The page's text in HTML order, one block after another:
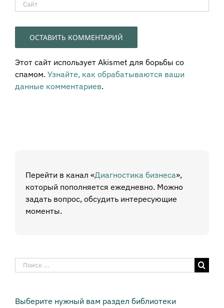
Этот сайт использует Akismet для борьбы со
спамом. Узнайте, как обрабатываются ваши
данные комментариев.
Перейти в канал «Диагностика бизнеса»,
который пополняется ежедневно. Можно
задать вопрос, обсудить интересующие
моменты.
Результат
поиска:
Выберите нужный вам раздел библиотеки